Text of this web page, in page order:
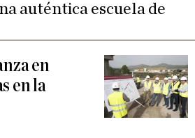
auténtica escuela de
en
en la